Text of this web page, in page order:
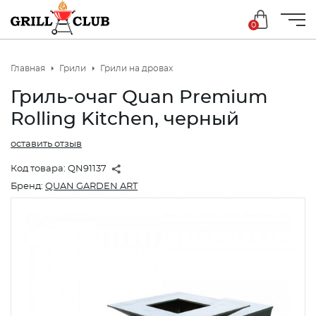
0
Главная Грили Грили на дровах
Гриль-очаг Quan Premium
Rolling Kitchen, черный
Код товара: QN91137
оставить отзыв
Бренд: QUAN GARDEN ART